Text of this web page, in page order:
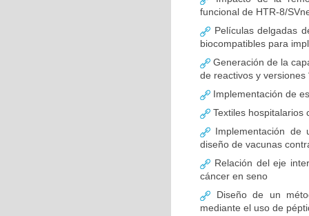
funcional de HTR-8/
Películas delgadas
biocompatibles para
Generación de la
de reactivos y versiones
Implementación de
Textiles hospitalarios
Implementación de
diseño de vacunas
Relación del eje
cáncer en seno
Diseño de un
mediante el uso de